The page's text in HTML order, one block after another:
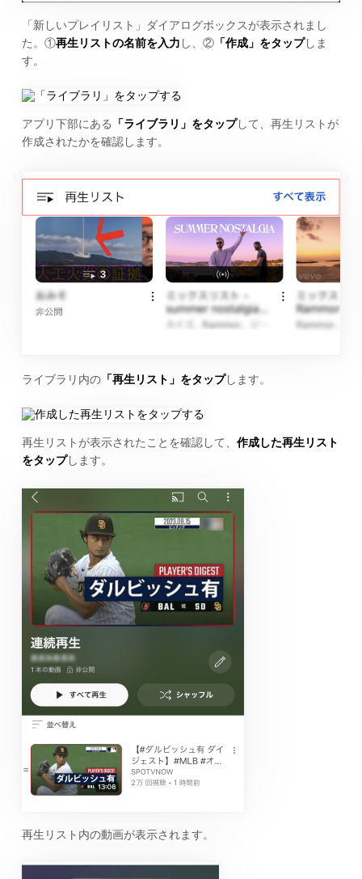
「新しいプレイリスト」ダイアログボックスが表示されまし
た。①再生リストの名前を入力 し、②「作成」をタップしま
す。
アプリ下部にある 「ライブラリ」をタップして、再生リストが
作成されたかを確認します。
ライブラリ内の「再生リスト」をタップします。
再生リストが表示されたことを確認して、 作成した再生リスト
をタップします。
再生リスト内の動画が表示されます。